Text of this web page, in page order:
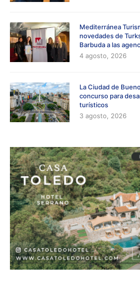
Mediterránea
novedades de
Barbuda a las
4 agosto, 2026
La Ciudad de
concurso para
turísticos
3 agosto, 2026